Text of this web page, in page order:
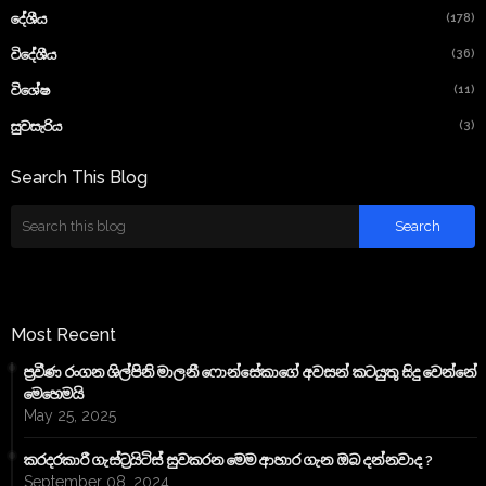
දේශීය (178)
විදේශීය (36)
විශේෂ (11)
සුවසැරිය (3)
Search This Blog
Most Recent
ප්‍රවීණ රංගන ශිල්පිනි මාලනී ෆොන්සේකාගේ අවසන් කටයුතු සිදු වෙන්නේ
මෙහෙමයි
May 25, 2025
කරදරකාරී ගැස්ට්‍රයිටිස් සුවකරන මෙම ආහාර ගැන ඔබ දන්නවාද ?
September 08, 2024